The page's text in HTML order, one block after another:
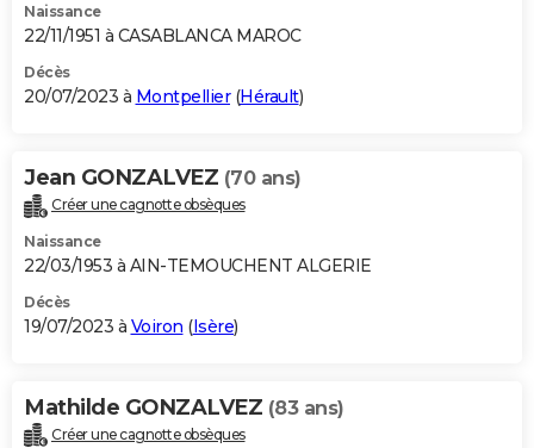
Naissance
22/11/1951 à CASABLANCA MAROC
Décès
20/07/2023 à Montpellier(Hérault)
Jean GONZALVEZ (70 ans)
Créer une cagnotte obsèques
Naissance
22/03/1953 à AIN-TEMOUCHENT ALGERIE
Décès
19/07/2023 à Voiron (Isère)
Mathilde GONZALVEZ (83 ans)
Créer une cagnotte obsèques